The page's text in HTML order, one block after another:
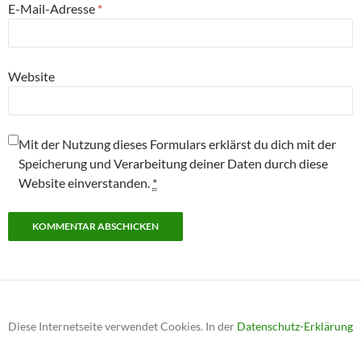
E-Mail-Adresse *
Website
Mit der Nutzung dieses Formulars erklärst du dich mit der
Speicherung und Verarbeitung deiner Daten durch diese
Website einverstanden. *
Diese Internetseite verwendet Cookies. In der Datenschutz-Erklärung